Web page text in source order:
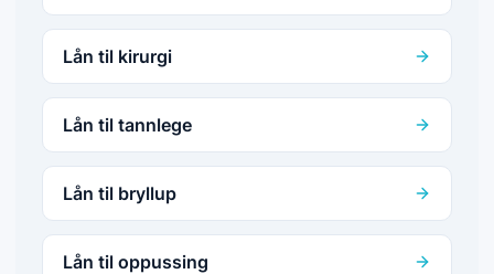
Lån til kirurgi
Lån til tannlege
Lån til bryllup
Lån til oppussing